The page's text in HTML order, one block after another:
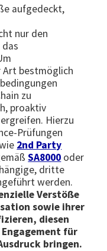
aufgedeckt,
nur den
Art bestmöglich
zu
proaktiv
Hierzu
Prüfungen
2nd Party
SA8000 oder
dritte
werden.
Verstöße
sowie ihrer
diesen
für
bringen.